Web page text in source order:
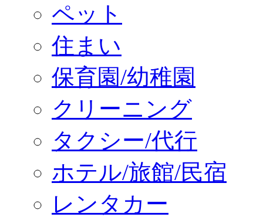
ペット
住まい
保育園/幼稚園
クリーニング
タクシー/代行
ホテル/旅館/民宿
レンタカー